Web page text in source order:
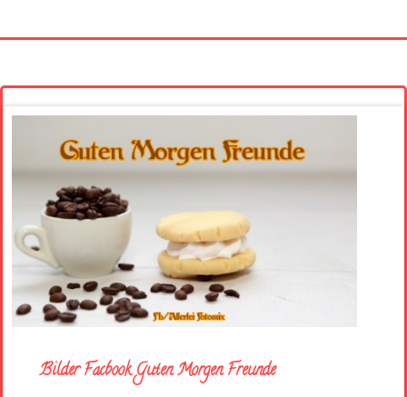
Bilder Facbook Guten Morgen Freunde